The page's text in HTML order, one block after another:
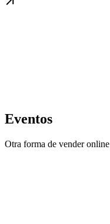
Eventos
Otra forma de vender online